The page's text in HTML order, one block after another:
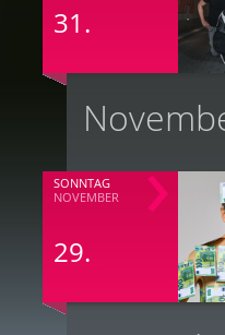
31.
SONNTAG
NOVEMBER
29.